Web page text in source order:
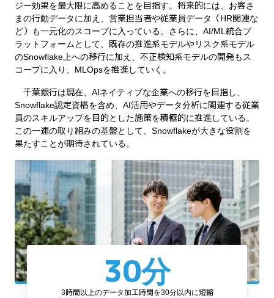
ジー効果を最大限に高めることを目指す。将来的には、お客さ
まの行動データに加え、営業担当者や従業員データ（HR関連な
ど）も一元化のスコープに入っている。さらに、AI/ML統合プ
ラットフォームとして、既存の推進系モデルやリスク系モデル
のSnowflake上への移行に加え、不正検知系モデルの開発もス
コープに入り、MLOpsを推進していく。
千葉銀行は現在、AIネイティブな企業への移行を目指し、
Snowflake認定資格を含め、AI活用やデータ分析に関連する従業
員のスキルアップを目的とした施策を積極的に推進している。
この一連の取り組みの基盤として、Snowflakeが大きな役割を
果たすことが期待されている。
30分
3時間以上のデータ加工時間を30分以内に短縮